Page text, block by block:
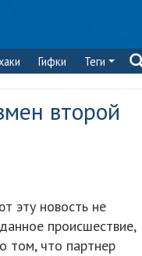
Гифки Теги
второй
эту новость не
происшествие,
том, что партнер